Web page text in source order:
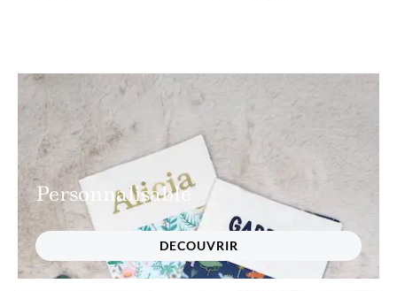
Personnalisable
DECOUVRIR